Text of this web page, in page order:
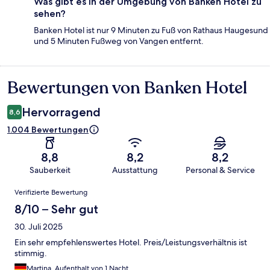
sehen?
Banken Hotel ist nur 9 Minuten zu Fuß von Rathaus Haugesund
und 5 Minuten Fußweg von Vangen entfernt.
Bewertungen
Bewertungen von Banken Hotel
8,6 Hervorragend
1.004 Bewertungen
8,8
Sauberkeit
8,2
Ausstattung
8,2
Personal & Service
Bewertungen
Verifizierte Bewertung
8/10 – Sehr gut
30. Juli 2025
Ein sehr empfehlenswertes Hotel. Preis/Leistungsverhältnis ist
stimmig.
Martina, Aufenthalt von 1 Nacht